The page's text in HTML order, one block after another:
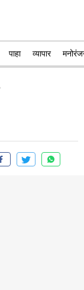
पाहा व्यापार